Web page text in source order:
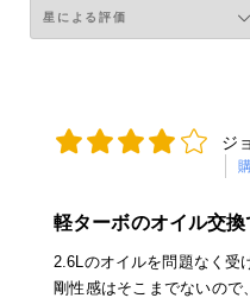
ジ
軽ターボのオイル交換
2.6Lのオイルを問題なく受
剛性感はそこまでないので